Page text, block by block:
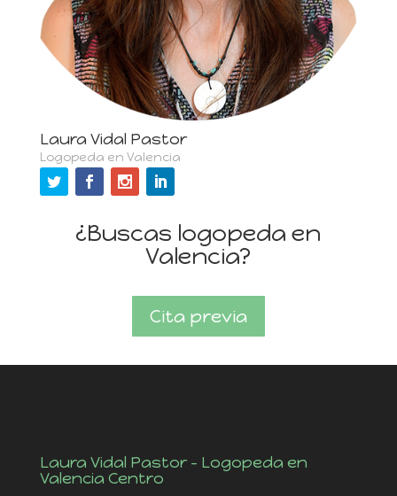
Laura Vidal Pastor
Logopeda en Valencia
¿Buscas logopeda en
Valencia?
Cita previa
Laura Vidal Pastor – Logopeda en
Valencia Centro